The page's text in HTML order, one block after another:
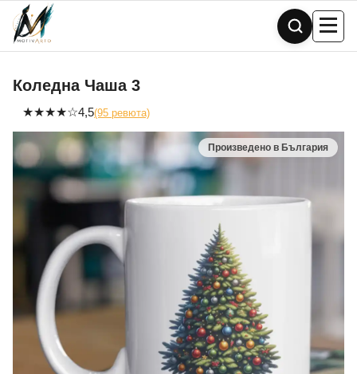
Skip
content
Коледна Чаша 3
★★★★☆4,5(95 ревюта)